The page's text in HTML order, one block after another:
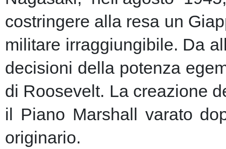
costringere alla resa un
militare irraggiungibile. Da
decisioni della potenza
di Roosevelt. La creazione
il Piano Marshall varato
originario.